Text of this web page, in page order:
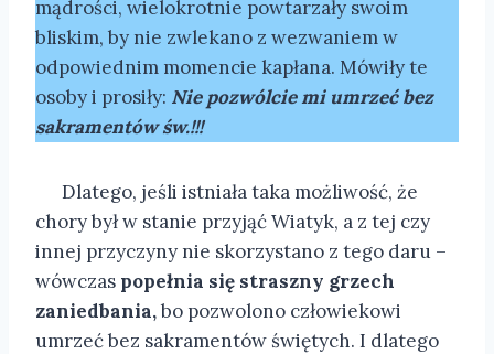
mądrości, wielokrotnie powtarzały swoim
bliskim, by nie zwlekano z wezwaniem w
odpowiednim momencie kapłana. Mówiły te
osoby i prosiły: Nie pozwólcie mi umrzeć bez
sakramentów św.!!!
Dlatego, jeśli istniała taka możliwość, że
chory był w stanie przyjąć Wiatyk, a z tej czy
innej przyczyny nie skorzystano z tego daru –
wówczas popełnia się straszny grzech
zaniedbania,bo pozwolono człowiekowi
umrzeć bez sakramentów świętych. I dlatego